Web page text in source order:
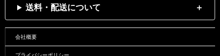
送料・配送について
会社概要